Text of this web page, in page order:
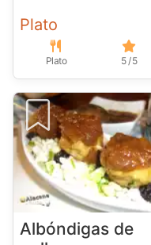
Plato
Plato 5 / 5
Albóndigas de